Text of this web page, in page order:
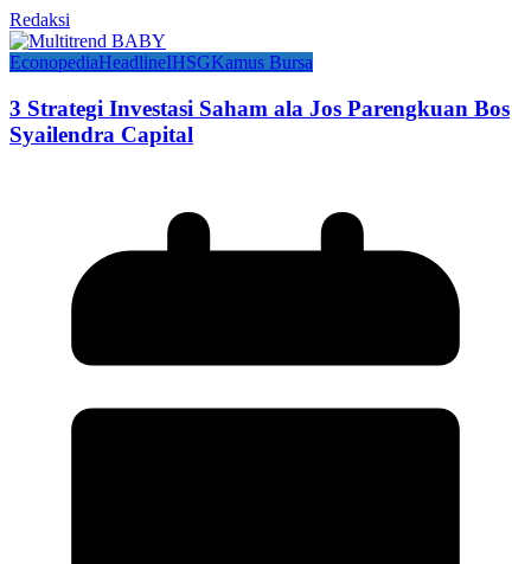
Redaksi
EconopediaHeadlineIHSGKamus Bursa
3 Strategi Investasi Saham ala Jos Parengkuan Bos
Syailendra Capital